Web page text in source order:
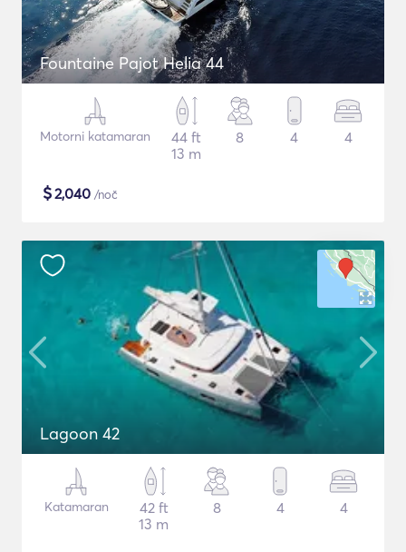
Fountaine Pajot Helia 44
Motorni katamaran
44 ft
13 m
8 4 4
$2,040 /noč
Lagoon 42
Katamaran
42 ft
13 m
8 4 4